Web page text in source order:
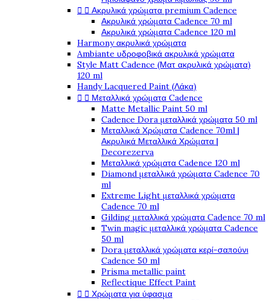
  Ακρυλικά χρώματα premium Cadence
Ακρυλικά χρώματα Cadence 70 ml
Ακρυλικά χρώματα Cadence 120 ml
Harmony ακρυλικά χρώματα
Ambiante υδροφοβικά ακρυλικά χρώματα
Style Matt Cadence (Ματ ακρυλικά χρώματα)
120 ml
Handy Lacquered Paint (Λάκα)
  Μεταλλικά χρώματα Cadence
Matte Metallic Paint 50 ml
Cadence Dora μεταλλικά χρώματα 50 ml
Μεταλλικά Χρώματα Cadence 70ml |
Ακρυλικά Μεταλλικά Χρώματα |
Decorezerva
Μεταλλικά χρώματα Cadence 120 ml
Diamond μεταλλικά χρώματα Cadence 70
ml
Extreme Light μεταλλικά χρώματα
Cadence 70 ml
Gilding μεταλλικά χρώματα Cadence 70 ml
Twin magic μεταλλικά χρώματα Cadence
50 ml
Dora μεταλλικά χρώματα κερί-σαπούνι
Cadence 50 ml
Prisma metallic paint
Reflectique Effect Paint
  Χρώματα για ύφασμα